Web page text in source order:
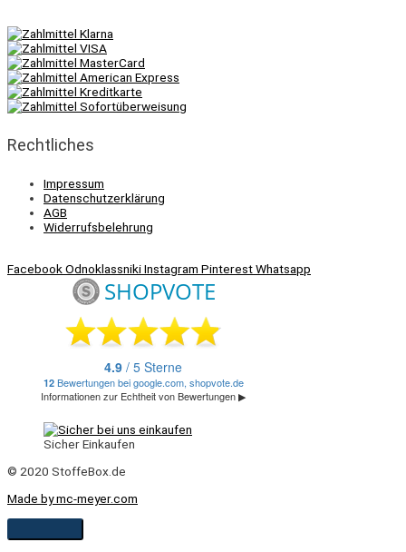
Rechtliches
Impressum
Datenschutzerklärung
AGB
Widerrufsbelehrung
FacebookOdnoklassnikiInstagram PinterestWhatsapp
Sicher Einkaufen
© 2020 StoffeBox.de
Made by mc-meyer.com